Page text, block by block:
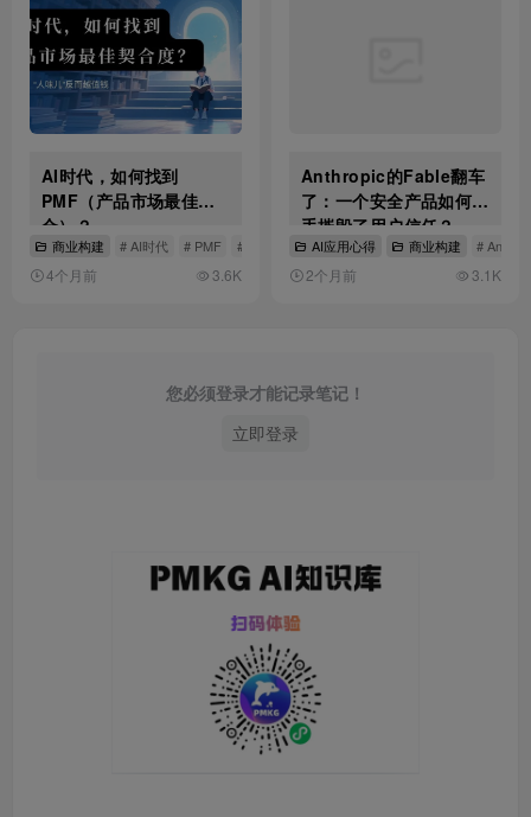
AI时代，如何找到
PMF（产品市场最佳契
合）？
商业构建 # AI时代 # PMF # 产品市场最佳契合
4个月前 3.6K
Anthropic的Fable翻车
了：一个安全产品如何亲
手摧毁了用户信任？
AI应用心得 商业构建 #
2个月前 3.1K
您必须登录才能记录笔记！
立即登录